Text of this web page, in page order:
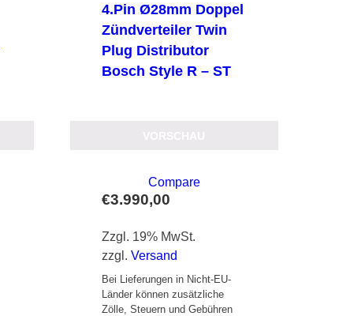
4.Pin Ø28mm Doppel
Zündverteiler Twin
Plug Distributor
Bosch Style R – ST
€3.990,00
Zzgl. 19% MwSt.
zzgl. Versand
Bei Lieferungen in Nicht-EU-
Länder können zusätzliche
Zölle, Steuern und Gebühren
Compare